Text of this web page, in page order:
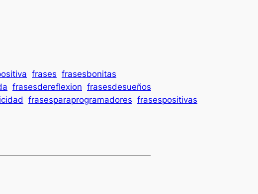
frases frasesbonitas
frasesdereflexion frasesdesueños
frasesparaprogramadores frasespositivas